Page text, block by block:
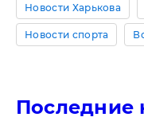
Новости Харькова
Новости спорта
Последние